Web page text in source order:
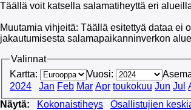
Täällä voit katsella salamatiheyttä eri
Muutamia vihjeitä: Täällä esitettyä dataa ei
jakautumisesta salamapaikanninverkon
Valinnat
Kartta:
Vuosi:
2024
Jan Feb Mar Apr toukokuu Jun Jul
Näytä:
Kokonaistiheys Osallistujien